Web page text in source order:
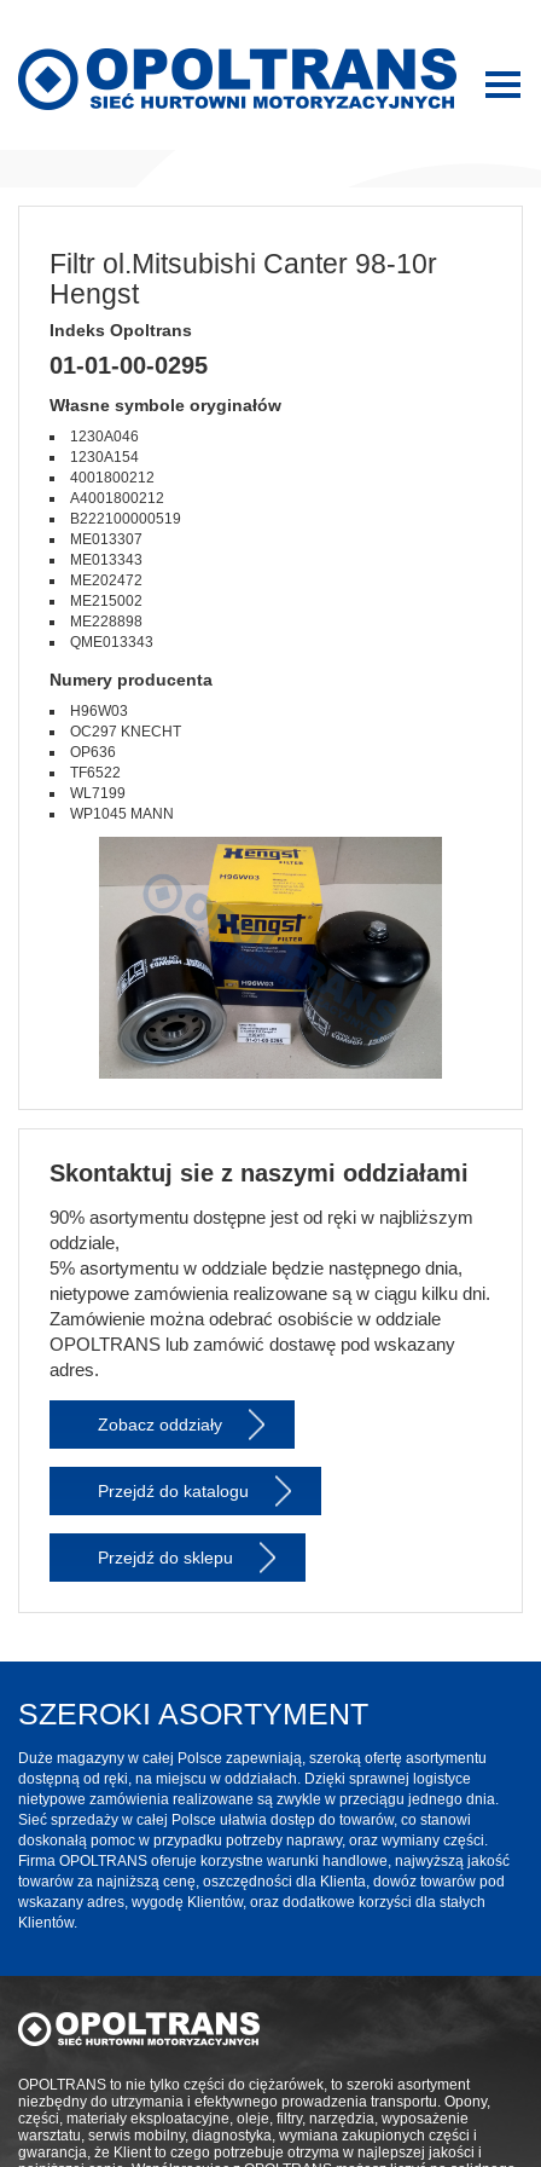
Filtr ol.Mitsubishi Canter 98-10r
Hengst
Indeks Opoltrans
01-01-00-0295
Własne symbole oryginałów
1230A046
1230A154
4001800212
A4001800212
B222100000519
ME013307
ME013343
ME202472
ME215002
ME228898
QME013343
Numery producenta
H96W03
OC297 KNECHT
OP636
TF6522
WL7199
WP1045 MANN
Skontaktuj sie z naszymi oddziałami
90% asortymentu dostępne jest od ręki w najbliższym
oddziale,
5% asortymentu w oddziale będzie następnego dnia,
nietypowe zamówienia realizowane są w ciągu kilku dni.
Zamówienie można odebrać osobiście w oddziale
OPOLTRANS lub zamówić dostawę pod wskazany
adres.
Zobacz oddziały
Przejdź do katalogu
Przejdź do sklepu
OPOLTRANS to nie tylko części do ciężarówek, to szeroki asortyment
niezbędny do utrzymania i efektywnego prowadzenia transportu. Opony,
części, materiały eksploatacyjne, oleje, filtry, narzędzia, wyposażenie
warsztatu, serwis mobilny, diagnostyka, wymiana zakupionych części i
gwarancja, że Klient to czego potrzebuje otrzyma w najlepszej jakości i
SZEROKI ASORTYMENT
Duże magazyny w całej Polsce zapewniają, szeroką ofertę asortymentu
dostępną od ręki, na miejscu w oddziałach. Dzięki sprawnej logistyce
nietypowe zamówienia realizowane są zwykle w przeciągu jednego dnia.
Sieć sprzedaży w całej Polsce ułatwia dostęp do towarów, co stanowi
doskonałą pomoc w przypadku potrzeby naprawy, oraz wymiany części.
Firma OPOLTRANS oferuje korzystne warunki handlowe, najwyższą jakość
towarów za najniższą cenę, oszczędności dla Klienta, dowóz towarów pod
wskazany adres, wygodę Klientów, oraz dodatkowe korzyści dla stałych
Klientów.